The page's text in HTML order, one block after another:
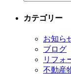
カテゴリー
お知ら
ブログ
リフォ
不動産